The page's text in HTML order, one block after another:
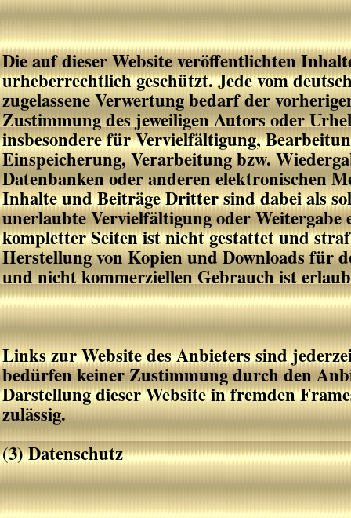
Die auf dieser Website veröffentlichten
urheberrechtlich geschützt. Jede vom
zugelassene Verwertung bedarf der
Zustimmung des jeweiligen Autors oder
insbesondere für Vervielfältigung,
Einspeicherung, Verarbeitung bzw.
Datenbanken oder anderen elektronischen
Inhalte und Beiträge Dritter sind dabei als
unerlaubte Vervielfältigung oder Weitergabe
kompletter Seiten ist nicht gestattet und
Herstellung von Kopien und Downloads für
und nicht kommerziellen Gebrauch ist
Links zur Website des Anbieters sind
bedürfen keiner Zustimmung durch den
Darstellung dieser Website in fremden
zulässig.
(3) Datenschutz